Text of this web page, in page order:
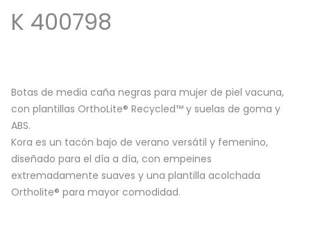
K 400798
Botas de media caña negras para mujer de piel vacuna,
con plantillas OrthoLite® Recycled™ y suelas de goma y
ABS.
Kora es un tacón bajo de verano versátil y femenino,
diseñado para el día a día, con empeines
extremadamente suaves y una plantilla acolchada
Ortholite® para mayor comodidad.